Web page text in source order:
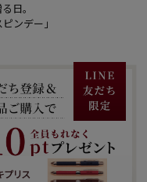
日。
ンデー」